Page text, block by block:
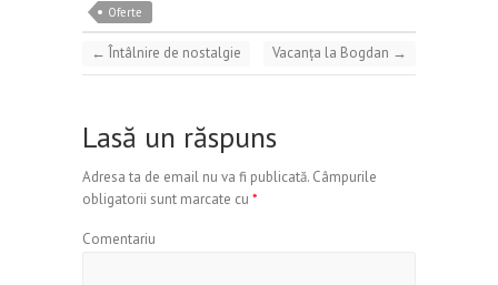
Oferte
← Întâlnire de nostalgie Vacanța la Bogdan →
Lasă un răspuns
Adresa ta de email nu va fi publicată. Câmpurile
obligatorii sunt marcate cu *
Comentariu